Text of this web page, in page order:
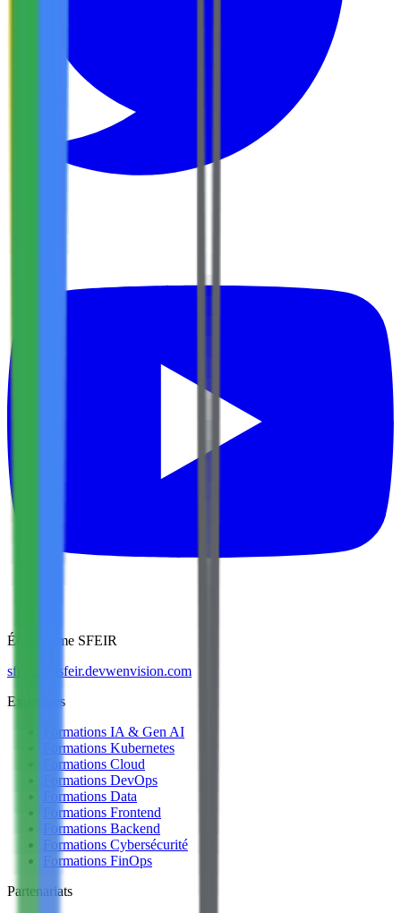
Écosystème SFEIR
sfeir.com
sfeir.devwenvision.com
Expertises
Formations IA & Gen AI
Formations Kubernetes
Formations Cloud
Formations DevOps
Formations Data
Formations Frontend
Formations Backend
Formations Cybersécurité
Formations FinOps
Partenariats